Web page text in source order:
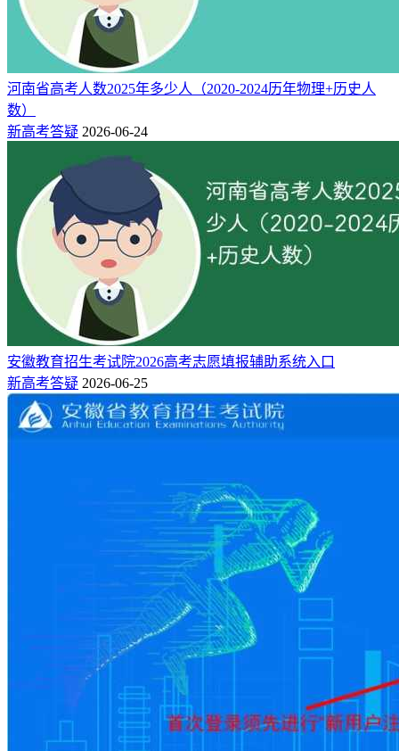
河南省高考人数2025年多少人（2020-2024历年物理+历史人
数）
新高考答疑 2026-06-24
安徽教育招生考试院2026高考志愿填报辅助系统入口
新高考答疑 2026-06-25